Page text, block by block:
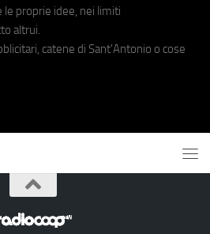
proprie idee, nei limiti
altrui.
catene di Sant'Antonio o cose